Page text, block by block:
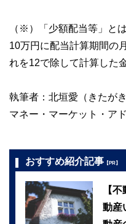
（※）「少額配当等」と
10万円に配当計算期間の
れを12で除して計算した
執筆者：北垣愛（きたが
マネー・マーケット・ア
おすすめ紹介記事 【PR】
【
動産